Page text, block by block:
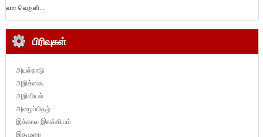
வார வெருளி...
பிரிவுகள்
அயல்நாடு
அறிக்கை
அறிவியல்
அழைப்பிதழ்
இக்கால இலக்கியம்
இதழுரை